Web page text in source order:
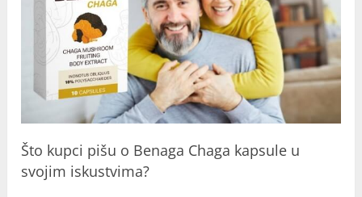
Što kupci pišu o Benaga Chaga kapsule u
svojim iskustvima?